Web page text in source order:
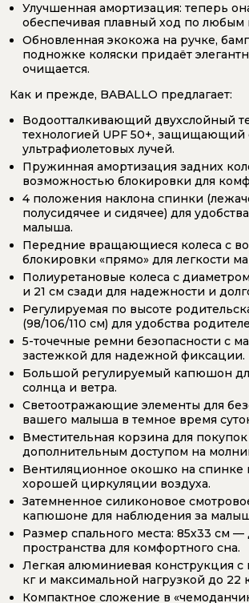
Улучшенная амортизация: теперь
обеспечивая плавный ход по любым
Обновленная экокожа на ручке,
подножке коляски придаёт
очищается.
Как и прежде, BABALLO предлагает:
Водоотталкивающий двухслойный
технологией UPF 50+, защищающий
ультрафиолетовых лучей.
Пружинная амортизация задних
возможностью блокировки для
4 положения наклона спинки
полусидячее и сидячее) для
малыша.
Передние вращающиеся колеса с
блокировки «прямо» для легкости
Полиуретановые колеса с
и 21 см сзади для надежности и
Регулируемая по высоте
(98/106/110 см) для удобства
5-точечные ремни безопасности с
застежкой для надежной фиксации.
Большой регулируемый капюшон
солнца и ветра.
Светоотражающие элементы для
вашего малыша в темное время
Вместительная корзина для покупок
дополнительным доступом на
Вентиляционное окошко на спинке
хорошей циркуляции воздуха.
Затемненное силиконовое
капюшоне для наблюдения за
Размер спального места: 85х33 см —
пространства для комфортного сна.
Легкая алюминиевая конструкция с
кг и максимальной нагрузкой до 22
Компактное сложение в